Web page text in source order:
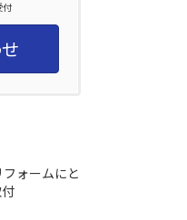
付
フォームにと